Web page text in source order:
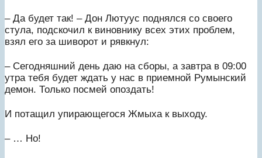
– Да будет так! – Дон Лютуус поднялся со своего
стула, подскочил к виновнику всех этих проблем,
взял его за шиворот и рявкнул:
– Сегодняшний день даю на сборы, а завтра в 09:00
утра тебя будет ждать у нас в приемной Румынский
демон. Только посмей опоздать!
И потащил упирающегося Жмыха к выходу.
– … Но!